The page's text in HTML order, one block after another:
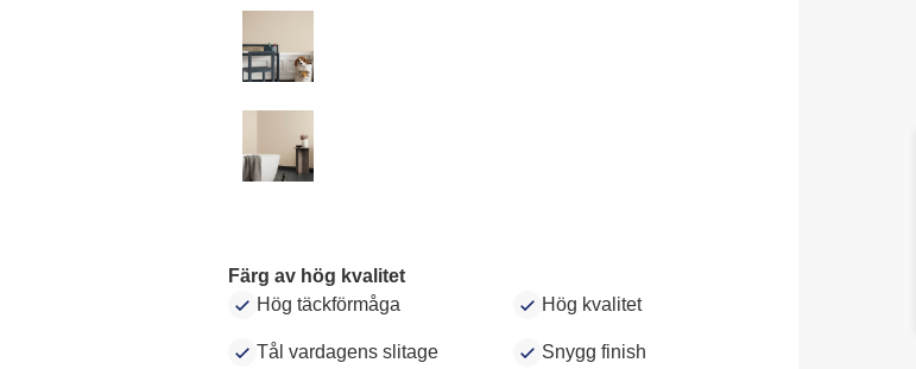
Färg av hög kvalitet
Hög täckförmåga
Hög kvalitet
Tål vardagens slitage Snygg finish